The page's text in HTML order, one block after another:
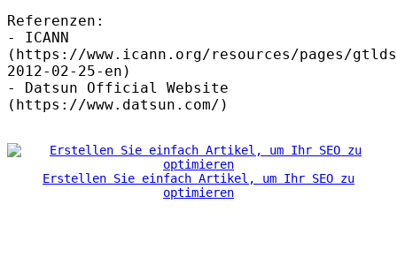
Referenzen:
- ICANN
(https://www.icann.org/resources/pages/
2012-02-25-en)
- Datsun Official Website
(https://www.datsun.com/)
Erstellen Sie einfach Artikel, um Ihr SEO zu
optimieren